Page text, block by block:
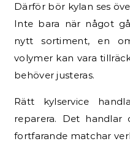
Därför bör kylan ses
Inte bara när något
nytt sortiment, en
volymer kan vara
behöver justeras.
Rätt kylservice
reparera. Det
fortfarande matchar